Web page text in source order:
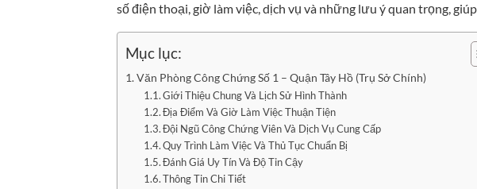
số điện thoại, giờ làm việc, dịch vụ và những lưu ý quan trọng,
Mục lục:
Văn Phòng Công Chứng Số 1 – Quận Tây Hồ (Trụ Sở Chính)
Giới Thiệu Chung Và Lịch Sử Hình Thành
Địa Điểm Và Giờ Làm Việc Thuận Tiện
Đội Ngũ Công Chứng Viên Và Dịch Vụ Cung Cấp
Quy Trình Làm Việc Và Thủ Tục Chuẩn Bị
Đánh Giá Uy Tín Và Độ Tin Cậy
Thông Tin Chi Tiết